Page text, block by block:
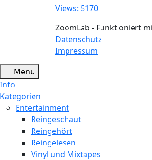
Views: 5170
ZoomLab - Funktioniert
Datenschutz
Impressum
Menu
Info
Kategorien
Entertainment
Reingeschaut
Reingehört
Reingelesen
Vinyl und Mixtapes